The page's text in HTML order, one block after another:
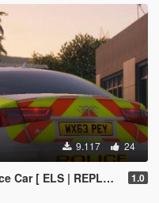
9.117 24
[ ELS | REPLACE ] 1.0